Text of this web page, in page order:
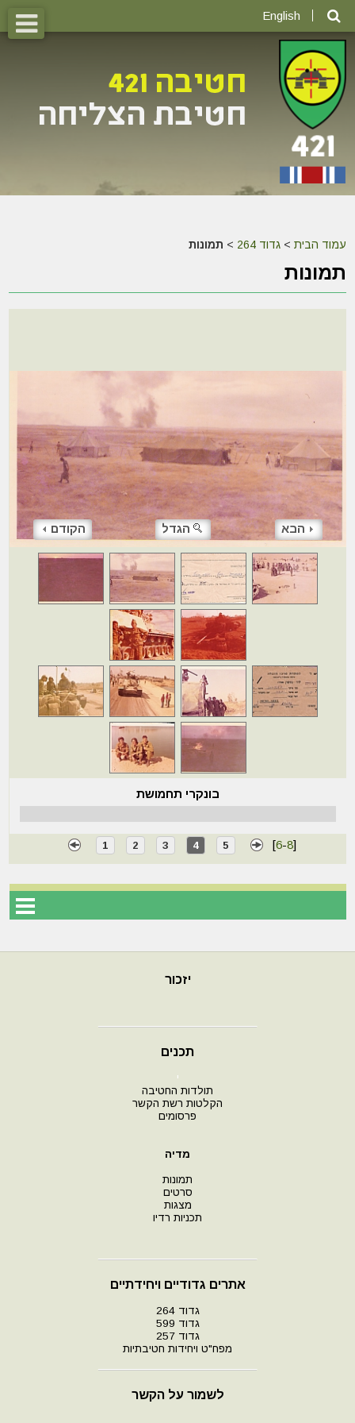
English
עמוד הבית >גדוד 264 > תמונות
תמונות
הקודם הגדל הבא
בונקרי תחמושת
1 2 3 4 5 [6-8]
יזכור
תכנים
י
תולדות החטיבה
הקלטות רשת הקשר
פרסומים
מדיה
תמונות
סרטים
מצגות
תכניות רדיו
אתרים גדודיים ויחידתיים
גדוד 264
גדוד 599
גדוד 257
מפח"ט ויחידות חטיבתיות
לשמור על הקשר